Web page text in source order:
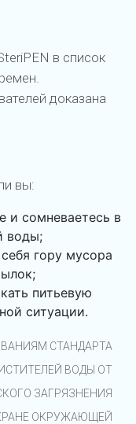
в список
доказана
вы:
и сомневаетесь в
воды;
гору мусора
питьевую
ситуации.
СТАНДАРТА
ВОДЫ ОТ
ЗАГРЯЗНЕНИЯ
ОКРУЖАЮЩЕЙ